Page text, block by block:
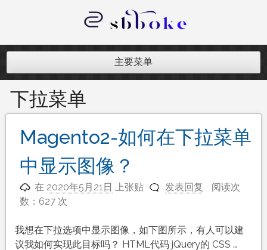
内
记录跨境电商独立站开发遇到的点点
主要菜单
下拉菜单
Magento2-如何在下拉菜单
中显示图像？
在 2020年5月21日 上张贴 发表回复
阅读次
数：627 次
我想在下拉选项中显示图像，如下图所示，有人可以建
议我如何实现此目标吗？ HTML代码 jQuery的 CSS …